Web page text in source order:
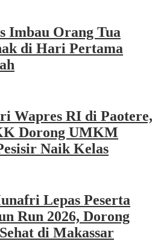
Imbau Orang Tua
di Hari Pertama
Wapres RI di Paotere,
Dorong UMKM
Naik Kelas
Lepas Peserta
Run 2026, Dorong
di Makassar